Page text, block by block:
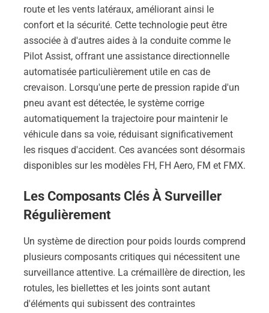
route et les vents latéraux, améliorant ainsi le
confort et la sécurité. Cette technologie peut être
associée à d'autres aides à la conduite comme le
Pilot Assist, offrant une assistance directionnelle
automatisée particulièrement utile en cas de
crevaison. Lorsqu'une perte de pression rapide d'un
pneu avant est détectée, le système corrige
automatiquement la trajectoire pour maintenir le
véhicule dans sa voie, réduisant significativement
les risques d'accident. Ces avancées sont désormais
disponibles sur les modèles FH, FH Aero, FM et FMX.
Les Composants Clés À Surveiller
Régulièrement
Un système de direction pour poids lourds comprend
plusieurs composants critiques qui nécessitent une
surveillance attentive. La crémaillère de direction, les
rotules, les biellettes et les joints sont autant
d'éléments qui subissent des contraintes